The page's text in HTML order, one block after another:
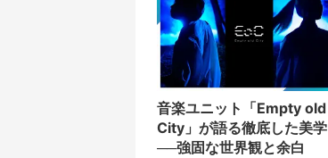
音楽ユニット「Empty old
City」が語る徹底した美学
──強固な世界観と余白